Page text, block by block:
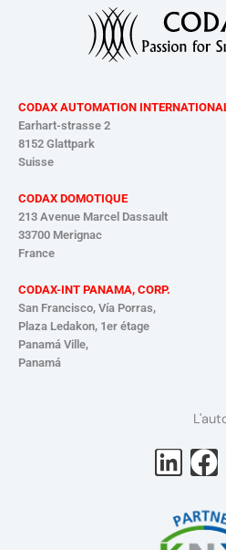
CODAX AUTOMATION
Earhart-strasse 2
8152 Glattpark
Suisse
CODAX DOMOTIQUE
213 Avenue Marcel Dassault
33700 Merignac
France
CODAX-INT PANAMA, CORP.
San Francisco, Vía Porras,
Plaza Ledakon, 1er étage
Panamá Ville,
Panamá
L
i
n
F
a
c